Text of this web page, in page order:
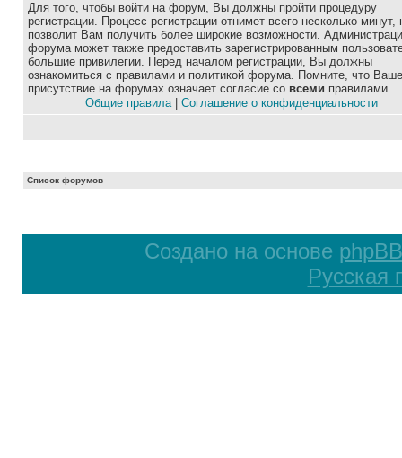
Для того, чтобы войти на форум, Вы должны пройти процедуру
регистрации. Процесс регистрации отнимет всего несколько минут,
позволит Вам получить более широкие возможности.
форума может также предоставить зарегистрированным
большие привилегии. Перед началом регистрации, Вы должны
ознакомиться с правилами и политикой форума. Помните, что Ваше
присутствие на форумах означает согласие со всеми правилами.
Общие правила| Соглашение о конфиденциальности
Список форумов
Создано на основе phpBB
Русская